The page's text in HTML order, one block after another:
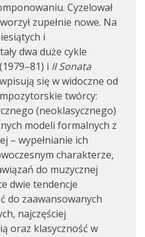
Cyzelował
zupełnie nowe. Na
i
dwa duże cykle
i II Sonata
się w widoczne od
twórcy:
(neoklasycznego)
modeli formalnych z
– wypełnianie ich
charakterze,
do muzycznej
dwie tendencje
do zaawansowanych
najczęściej
oraz klasyczność w